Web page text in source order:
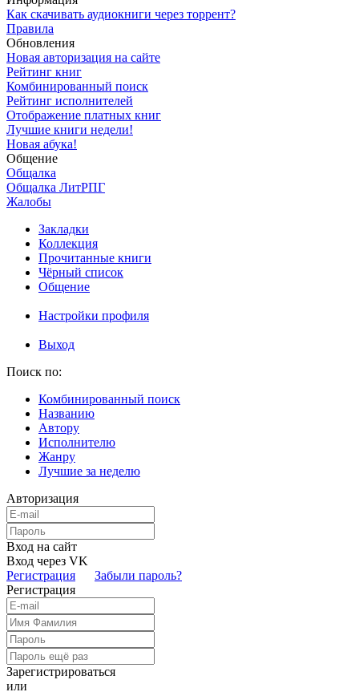
Как скачивать аудиокниги через торрент?
Правила
Обновления
Новая авторизация на сайте
Рейтинг книг
Комбинированный поиск
Рейтинг исполнителей
Отображение платных книг
Лучшие книги недели!
Новая абука!
Общение
Общалка
Общалка ЛитРПГ
Жалобы
Закладки
Коллекция
Прочитанные книги
Чёрный список
Общение
Настройки профиля
Выход
Поиск по:
Комбинированный поиск
Названию
Автору
Исполнителю
Жанру
Лучшие за неделю
Авторизация
Вход на сайт
Вход через VK
Регистрация
Забыли пароль?
Регистрация
Зарегистрироваться
или